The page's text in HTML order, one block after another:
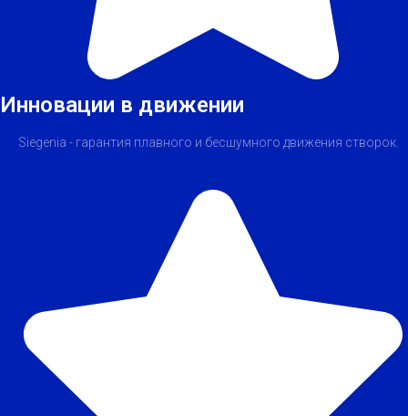
Инновации в движении
Siegenia - гарантия плавного и бесшумного движения створок.